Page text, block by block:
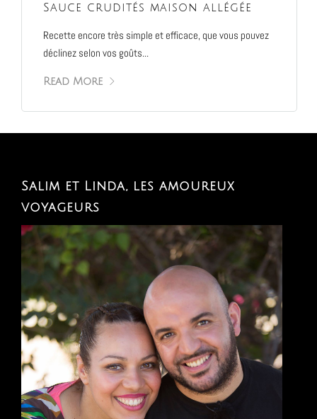
Sauce crudités maison allégée
Recette encore très simple et efficace, que vous pouvez
déclinez selon vos goûts...
Read More
Salim et Linda, les amoureux
voyageurs